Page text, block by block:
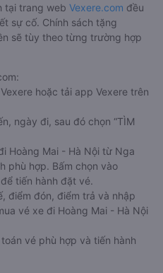
tại trang web Vexere.com đều
sự cố. Chính sách tặng
sẽ tùy theo từng trường hợp
hoặc tải app Vexere trên
ngày đi, sau đó chọn “TÌM
Hoàng Mai - Hà Nội từ Nga
phù hợp. Bấm chọn vào
tiến hành đặt vé.
điểm đón, điểm trả và nhập
vé xe đi Hoàng Mai - Hà Nội
vé phù hợp và tiến hành